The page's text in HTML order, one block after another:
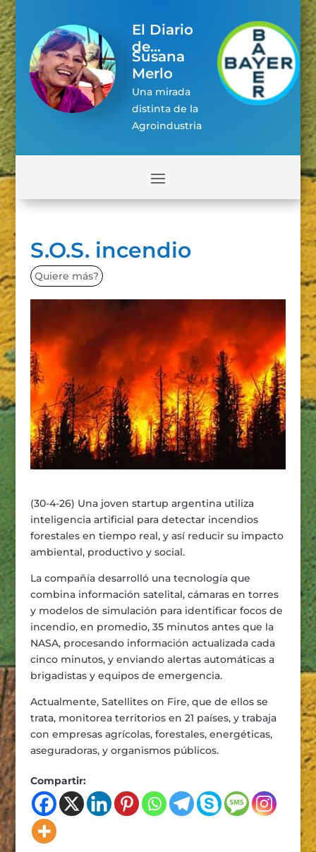
El Diario
de...
Susana
Merlo
Una mirada
distinta de la
Agroindustria
S.O.S. incendio
Quiere más?
(30-4-26) Una joven startup argentina utiliza
inteligencia artificial para detectar incendios
forestales en tiempo real, y así reducir su impacto
ambiental, productivo y social.
La compañía desarrolló una tecnología que
combina información satelital, cámaras en torres
y modelos de simulación para identificar focos de
incendio, en promedio, 35 minutos antes que la
NASA, procesando información actualizada cada
cinco minutos, y enviando alertas automáticas a
brigadistas y equipos de emergencia.
Actualmente, Satellites on Fire, que de ellos se
trata, monitorea territorios en 21 países, y trabaja
con empresas agrícolas, forestales, energéticas,
aseguradoras, y organismos públicos.
Compartir: